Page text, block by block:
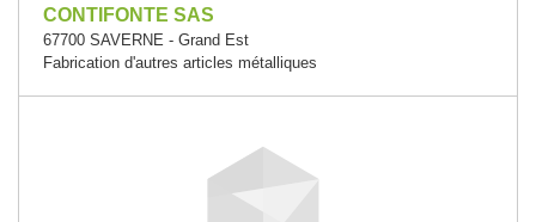
CONTIFONTE SAS
67700 SAVERNE - Grand Est
Fabrication d'autres articles métalliques